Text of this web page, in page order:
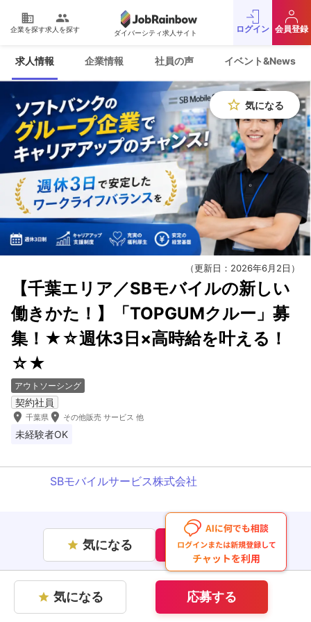
domain
企業を探す
people
求人を探す ダイバーシティ求人サイト ログイン 会員登録
star 気になる 応募する
求人情報 企業情報 社員の声 イベント&News
star_border 気になる
（更新日：2026年6月2日）
【千葉エリア／SBモバイルの新しい
働きかた！】「TOPGUMクルー」募
集！★☆週休3日×高時給を叶える！
☆★
アウトソーシング
契約社員
room 千葉県 room その他販売 サービス 他
未経験者OK
SBモバイルサービス株式会社
star 気になる 応募する
企業情報を見る
プライバシーポリシー
採用をお考えの企業様
JobRainbow MAGAZINE
© 2016 JobRainbow Co.,Ltd.